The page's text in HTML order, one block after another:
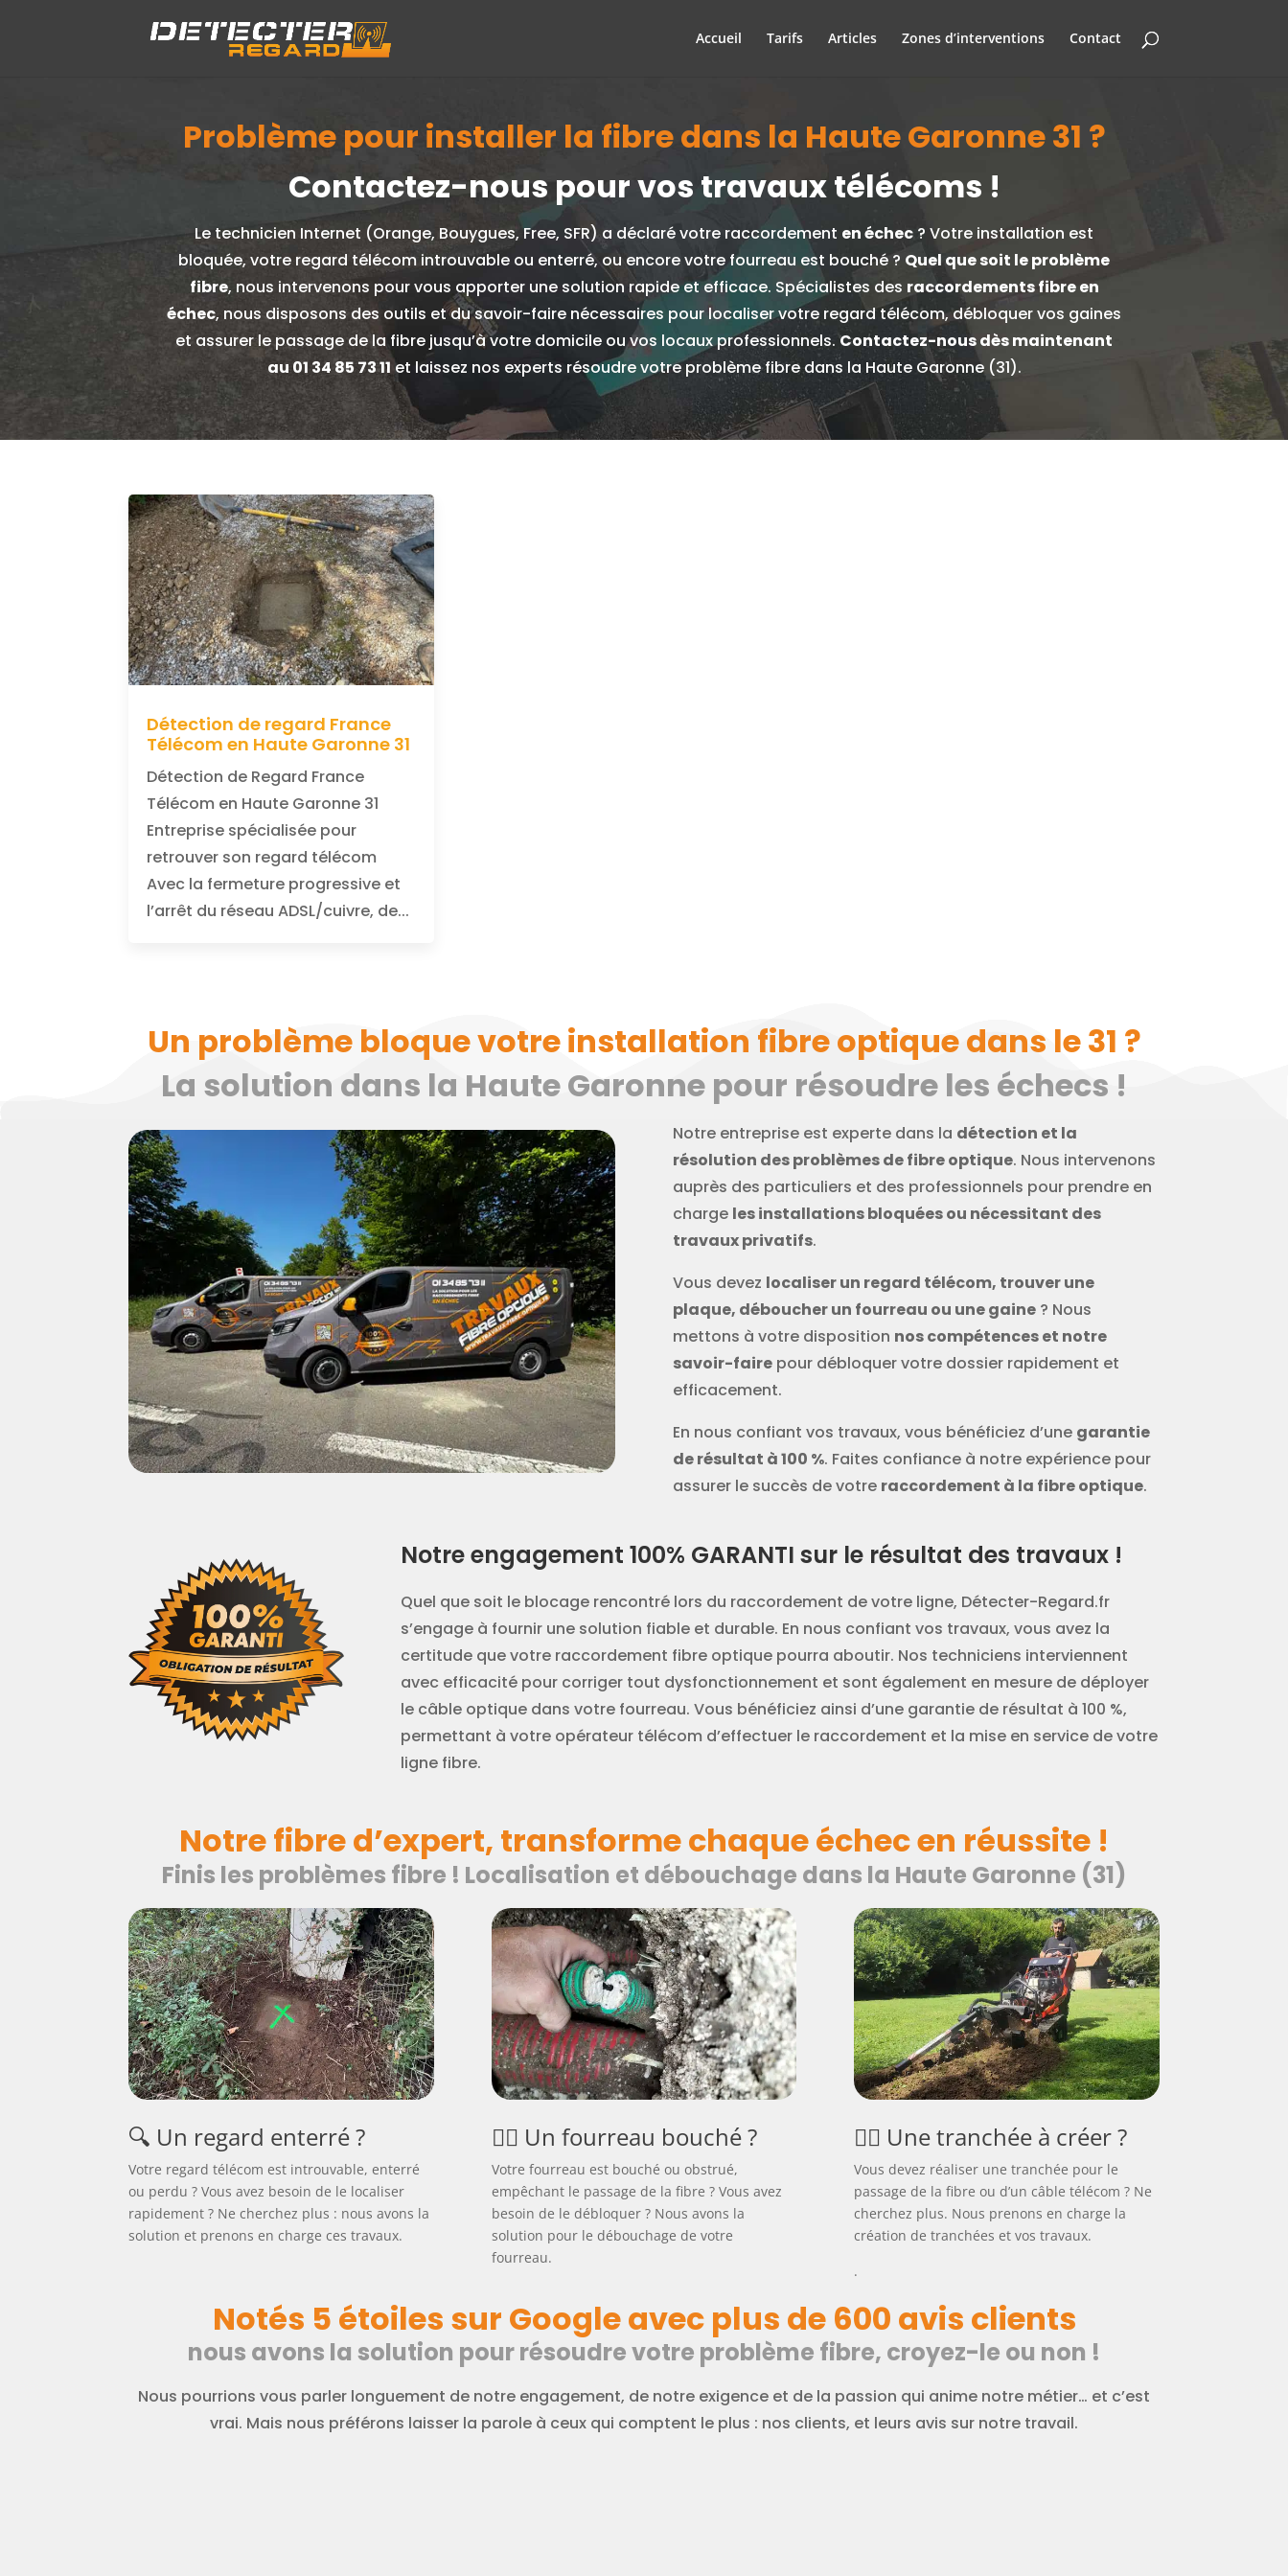
Accueil Tarifs Articles Zones d’interventions Contact
Problème pour installer la fibre dans la Haute Garonne 31 ?
Contactez-nous pour vos travaux télécoms !
Le technicien Internet (Orange, Bouygues, Free, SFR) a déclaré votre raccordement en échec ? Votre installation est
bloquée, votre regard télécom introuvable ou enterré, ou encore votre fourreau est bouché ? Quel que soit le problème
fibre, nous intervenons pour vous apporter une solution rapide et efficace. Spécialistes des raccordements fibre en
échec, nous disposons des outils et du savoir-faire nécessaires pour localiser votre regard télécom, débloquer vos gaines
et assurer le passage de la fibre jusqu’à votre domicile ou vos locaux professionnels.Contactez-nous dès maintenant
au 01 34 85 73 11 et laissez nos experts résoudre votre problème fibre dans la Haute Garonne (31).
Détection de regard France
Télécom en Haute Garonne 31
Détection de Regard France
Télécom en Haute Garonne 31
Entreprise spécialisée pour
retrouver son regard télécom
Avec la fermeture progressive et
l’arrêt du réseau ADSL/cuivre, de...
Un problème bloque votre installation fibre optique dans le 31 ?
La solution dans la Haute Garonne pour résoudre les échecs !
Notre entreprise est experte dans la détection et la
résolution des problèmes de fibre optique. Nous intervenons
auprès des particuliers et des professionnels pour prendre en
charge les installations bloquées ou nécessitant des
travaux privatifs.
Vous devez localiser un regard télécom, trouver une
plaque, déboucher un fourreau ou une gaine? Nous
mettons à votre disposition nos compétences et notre
savoir-fairepour débloquer votre dossier rapidement et
efficacement.
En nous confiant vos travaux, vous bénéficiez d’une garantie
de résultat à 100 %. Faites confiance à notre expérience pour
assurer le succès de votre raccordement à la fibre optique.
Notre engagement 100% GARANTI sur le résultat des travaux !
Quel que soit le blocage rencontré lors du raccordement de votre ligne, Détecter-Regard.fr
s’engage à fournir une solution fiable et durable. En nous confiant vos travaux, vous avez la
certitude que votre raccordement fibre optique pourra aboutir. Nos techniciens interviennent
avec efficacité pour corriger tout dysfonctionnement et sont également en mesure de déployer
le câble optique dans votre fourreau. Vous bénéficiez ainsi d’une garantie de résultat à 100 %,
permettant à votre opérateur télécom d’effectuer le raccordement et la mise en service de votre
ligne fibre.
Notre fibre d’expert, transforme chaque échec en réussite !
Finis les problèmes fibre ! Localisation et débouchage dans la Haute Garonne (31)
🔍 Un regard enterré ?
Votre regard télécom est introuvable, enterré
ou perdu ? Vous avez besoin de le localiser
rapidement ? Ne cherchez plus : nous avons la
solution et prenons en charge ces travaux.
🕵️‍♂️ Un fourreau bouché ?
Votre fourreau est bouché ou obstrué,
empêchant le passage de la fibre ? Vous avez
besoin de le débloquer ? Nous avons la
solution pour le débouchage de votre
fourreau.
👷‍♂️ Une tranchée à créer ?
Vous devez réaliser une tranchée pour le
passage de la fibre ou d’un câble télécom ? Ne
cherchez plus. Nous prenons en charge la
création de tranchées et vos travaux.
.
Notés 5 étoiles sur Google avec plus de 600 avis clients
nous avons la solution pour résoudre votre problème fibre, croyez-le ou non !
Nous pourrions vous parler longuement de notre engagement, de notre exigence et de la passion qui anime notre métier… et c’est
vrai. Mais nous préférons laisser la parole à ceux qui comptent le plus : nos clients, et leurs avis sur notre travail.